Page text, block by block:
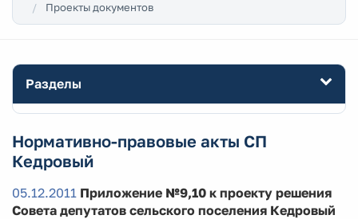
Проекты документов
Разделы
Нормативно-правовые акты СП
Кедровый
05.12.2011 Приложение №9,10 к проекту решения
Совета депутатов сельского поселения Кедровый